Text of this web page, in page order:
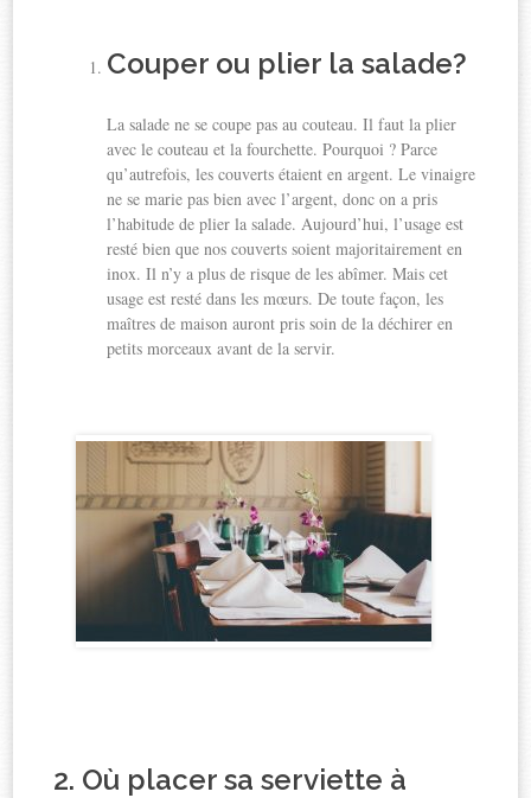
Couper ou plier la salade?
La salade ne se coupe pas au couteau. Il faut la plier
avec le couteau et la fourchette. Pourquoi ? Parce
qu’autrefois, les couverts étaient en argent. Le vinaigre
ne se marie pas bien avec l’argent, donc on a pris
l’habitude de plier la salade. Aujourd’hui, l’usage est
resté bien que nos couverts soient majoritairement en
inox. Il n’y a plus de risque de les abîmer. Mais cet
usage est resté dans les mœurs. De toute façon, les
maîtres de maison auront pris soin de la déchirer en
petits morceaux avant de la servir.
2. Où placer sa serviette à